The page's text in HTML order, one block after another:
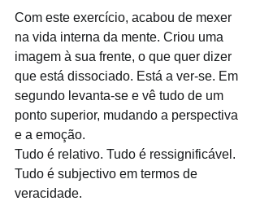
Com este exercício, acabou de mexer
na vida interna da mente. Criou uma
imagem à sua frente, o que quer dizer
que está dissociado. Está a ver-se. Em
segundo levanta-se e vê tudo de um
ponto superior, mudando a perspectiva
e a emoção.
Tudo é relativo. Tudo é ressignificável.
Tudo é subjectivo em termos de
veracidade.